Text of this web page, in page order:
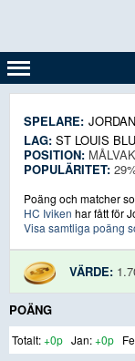
SPELARE:
LAG: ST LOUIS
POSITION:
POPULÄRITET:
Poäng och matcher
HC Iviken har fått för
Visa samtliga poäng
VÄRDE:
POÄNG
+0p +0p